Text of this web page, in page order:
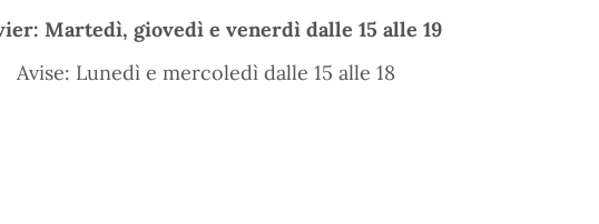
Martedì, giovedì e venerdì dalle 15 alle 19
Avise: Lunedì e mercoledì dalle 15 alle 18